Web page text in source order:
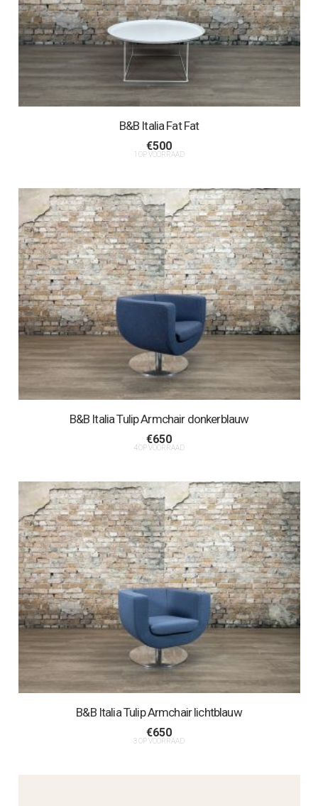
B&B Italia Fat Fat
€500
1 OP VOORRAAD
B&B Italia Tulip Armchair donkerblauw
€650
4 OP VOORRAAD
B&B Italia Tulip Armchair lichtblauw
€650
3 OP VOORRAAD